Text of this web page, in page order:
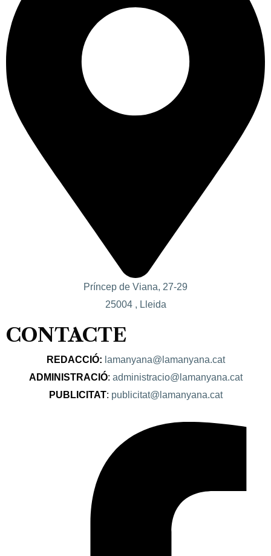
Príncep de Viana, 27-29
25004 , Lleida
CONTACTE
REDACCIÓ: lamanyana@lamanyana.cat
ADMINISTRACIÓ: administracio@lamanyana.cat
PUBLICITAT: publicitat@lamanyana.cat